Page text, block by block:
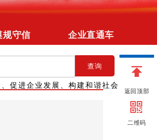
返回顶部
二维码
查询
促进企业发展、构建和谐社会
规守信
用修复
企业直通车
供求信息
会员团购